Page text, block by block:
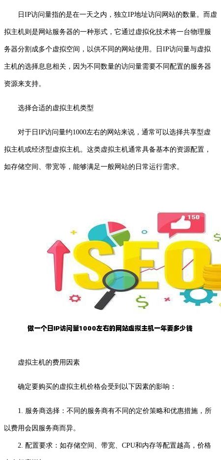
日IP访问量指的是在一天之内，独立IP地址访问网站的数量。而虚
拟主机则是网站服务器的一种形式，它通过虚拟化技术将一台物理服
务器分割成多个虚拟空间，以供不同的网站使用。日IP访问量与虚拟
主机的选择息息相关，因为不同数量的访问量需要不同配置的服务器
资源来支持。
选择合适的虚拟主机类型
对于日IP访问量约1000左右的网站来说，通常可以选择共享型虚
拟主机或经济型虚拟主机。这类虚拟主机通常具备基本的资源配置，
如存储空间、带宽等，能够满足一般网站的日常运行需求。
虚拟主机的费用因素
确定要购买的虚拟主机价格会受到以下因素的影响：
1. 服务商选择：不同的服务商有不同的定价策略和优惠措施，所
以费用会因服务商而异。
2. 配置要求：如存储空间、带宽、CPU和内存等配置越高，价格